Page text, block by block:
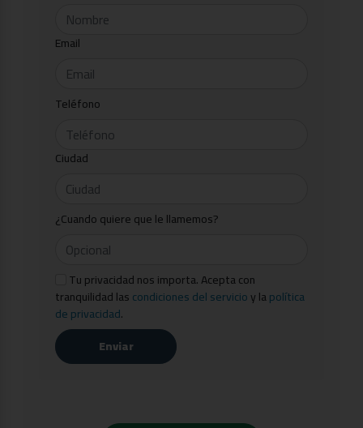
Email
Teléfono
Ciudad
¿Cuando quiere que le llamemos?
Tu privacidad nos importa. Acepta con
tranquilidad lascondiciones del servicioy lapolítica
de privacidad.
Enviar